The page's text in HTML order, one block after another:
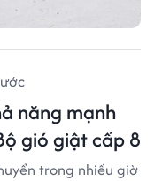
năng mạnh
gió giật cấp 8
trong nhiều giờ